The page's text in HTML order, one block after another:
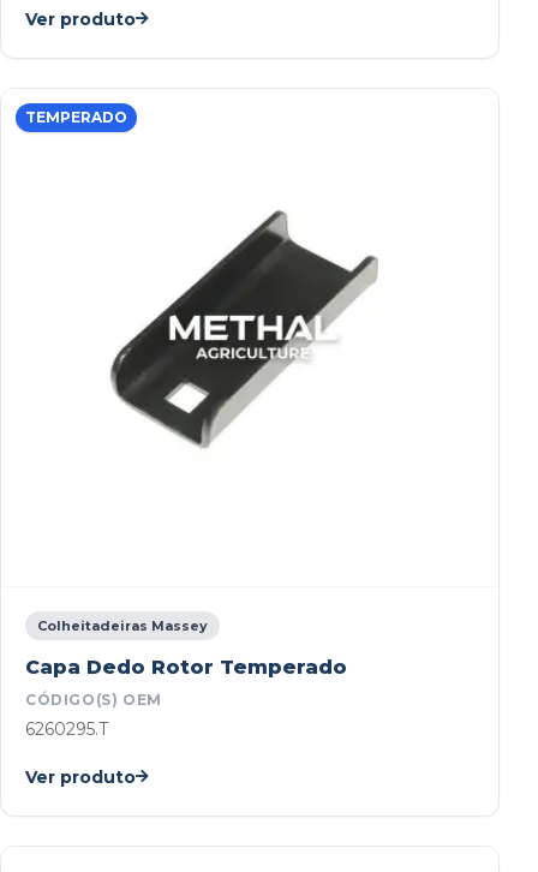
Ver produto
TEMPERADO
Colheitadeiras Massey
Capa Dedo Rotor Temperado
CÓDIGO(S) OEM
6260295.T
Ver produto